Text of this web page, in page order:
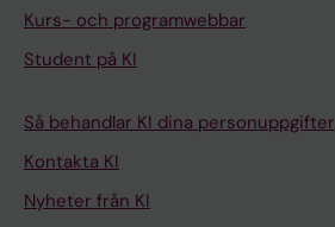
Kurs- och programwebbar
Student på KI
Så behandlar KI dina personuppgifter
Kontakta KI
Nyheter från KI